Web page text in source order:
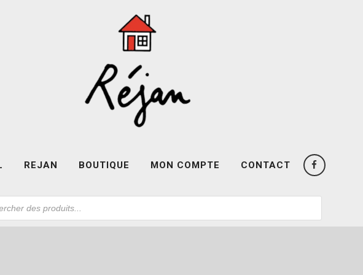
REJAN BOUTIQUE MON COMPTE CONTACT